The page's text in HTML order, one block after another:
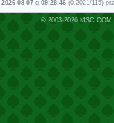
2026-08-07 g.09:28:46 (0.2021/115)
© 2003-2026